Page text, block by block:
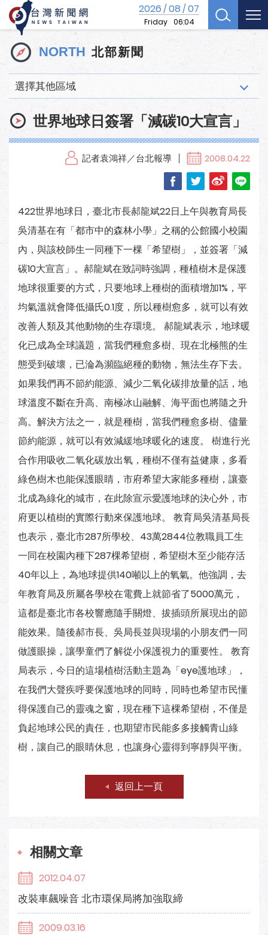
2026/08/07
Friday 06:04
NORTH 北部新聞
選擇其他區域
世界地球日簽署「減碳10大宣言」
記者袁鴻祥／台北報導 2008.04.22
422世界地球日，臺北市長郝龍斌22日上午與教育局長
吳清基在有「都市中的森林小學」之稱的公館國小校園
內，與該校師生一同種下一棵「希望樹」，並簽署「減
碳10大宣言」。郝龍斌在致詞時強調，種植樹木是保護
地球很重要的方式，只要地球上種樹的面積增加1%，平
均氣溫就會降低攝氏0.1度，所以種樹愈多，就可以有效
改善人類及其他動物的生存環境。 郝龍斌表示，地球暖
化已成為全球議題，當我們種愈多樹、現在北極熊的生
態受到破壞，已淪為瀕臨絕種的動物，無法生存下去。
如果我們再不節約能源、減少二氧化碳排放量的話，地
球溫度不斷在升高、南極冰山融解、海平面也將隨之升
高。解決方法之一，就是種樹，當我們種愈多樹、儘量
節約能源，就可以有效減緩地球暖化的速度。 樹進行光
合作用吸收二氧化碳放出氧，種樹不僅有益健康，多看
綠色樹木也能保護眼睛，市府希望大家能多種樹，讓臺
北成為綠化的城市，在此除宣示愛護地球的決心外，市
府更以植樹的實際行動來保護地球。 教育局吳清基局長
也表示，臺北市287所學校、43萬2844位教職員工生
一同在校園內種下287棵希望樹，希望樹木至少能存活
40年以上，為地球提供140噸以上的氧氣。他強調，去
年教育局及所屬各學校在電費上就節省了5000萬元，
這都是臺北市各校響應隨手關燈、拔插頭所展現出的節
能效果。隨後郝市長、吳局長並與現場的小朋友們一同
做護眼操，讓學童們了解從小保護視力的重要性。 教育
局表示，今日的這場植樹活動主題為「eye護地球」，
在我們大聲疾呼要保護地球的同時，同時也希望市民懂
得保護自己的靈魂之窗，現在種下這棵希望樹，不僅是
負起地球公民的責任，也期望市民能多多接觸青山綠
樹，讓自己的眼睛休息，也讓身心靈得到寧靜與平衡。
返回上一頁
相關文章
2012.04.07
改裝車飆噪音 北市環保局將加強取締
2009.03.16